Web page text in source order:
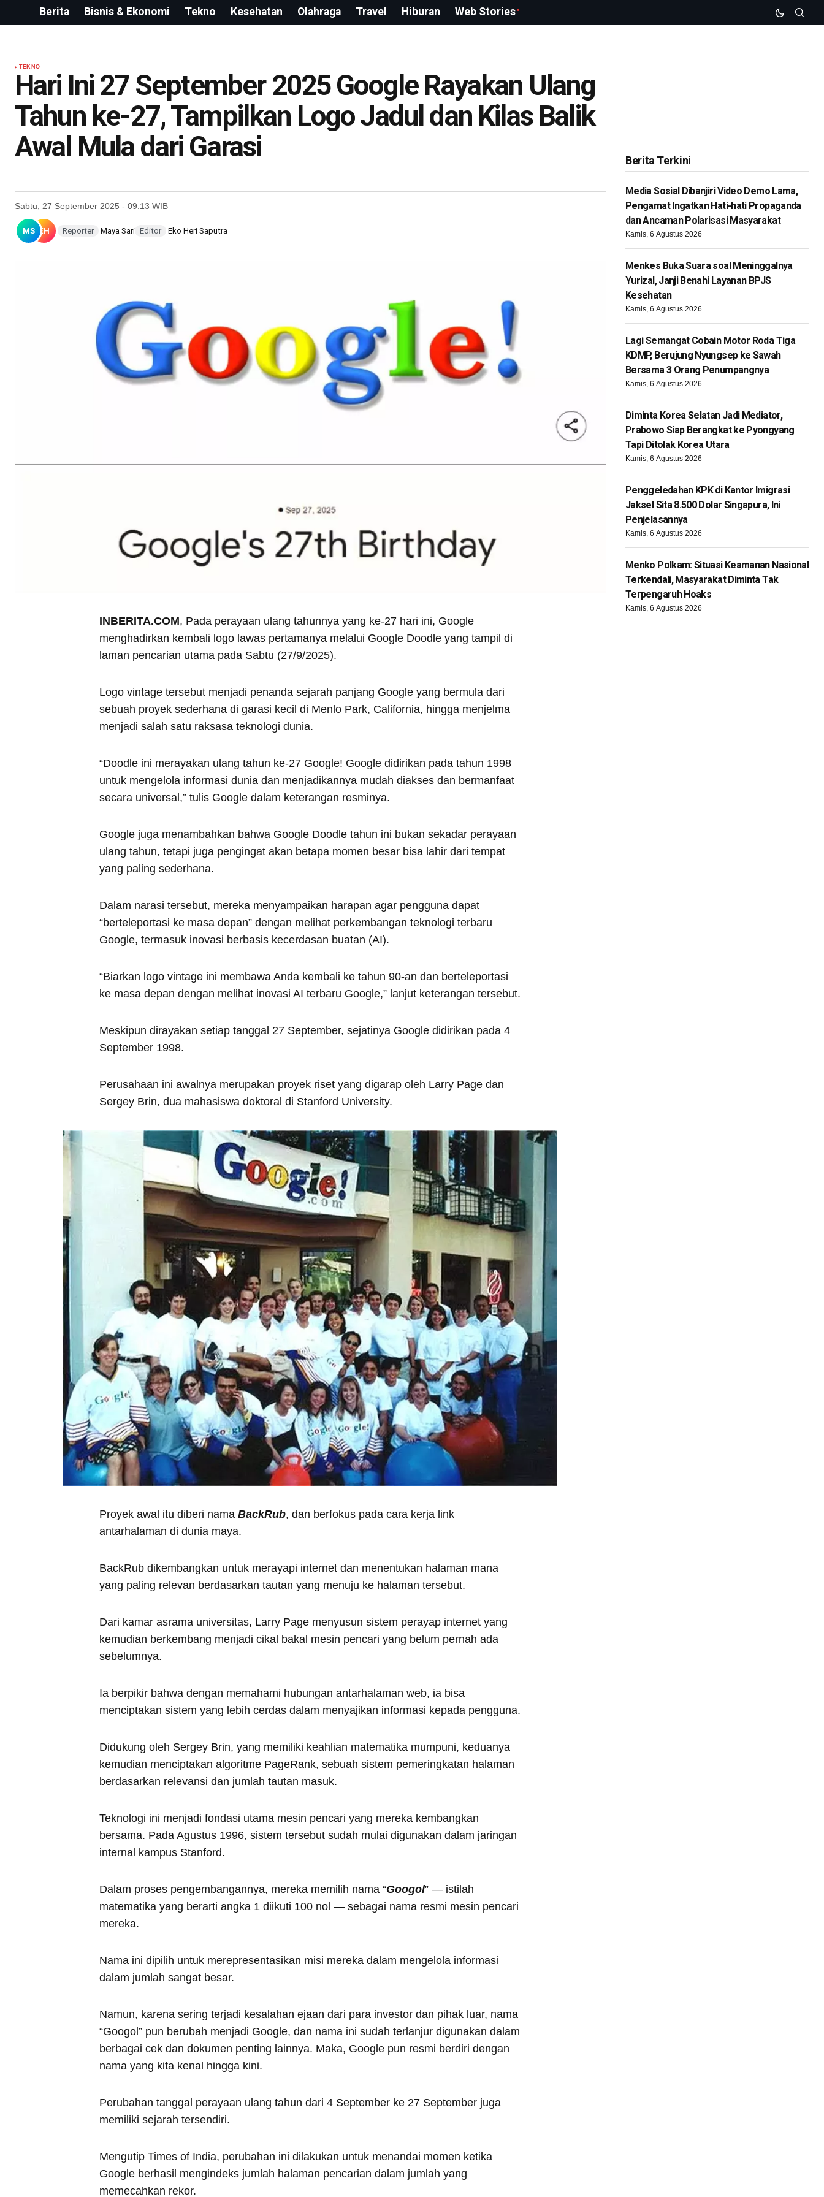
Berita Bisnis & Ekonomi Tekno Kesehatan Olahraga Travel Hiburan Web Stories
TEKNO
Hari Ini 27 September 2025 Google Rayakan Ulang
Tahun ke-27, Tampilkan Logo Jadul dan Kilas Balik
Awal Mula dari Garasi
Sabtu, 27 September 2025 - 09:13 WIB
MS EH Reporter Maya Sari Editor Eko Heri Saputra
INBERITA.COM, Pada perayaan ulang tahunnya yang ke-27 hari ini, Google
menghadirkan kembali logo lawas pertamanya melalui Google Doodle yang tampil di
laman pencarian utama pada Sabtu (27/9/2025).
Logo vintage tersebut menjadi penanda sejarah panjang Google yang bermula dari
sebuah proyek sederhana di garasi kecil di Menlo Park, California, hingga menjelma
menjadi salah satu raksasa teknologi dunia.
“Doodle ini merayakan ulang tahun ke-27 Google! Google didirikan pada tahun 1998
untuk mengelola informasi dunia dan menjadikannya mudah diakses dan bermanfaat
secara universal,” tulis Google dalam keterangan resminya.
Google juga menambahkan bahwa Google Doodle tahun ini bukan sekadar perayaan
ulang tahun, tetapi juga pengingat akan betapa momen besar bisa lahir dari tempat
yang paling sederhana.
Dalam narasi tersebut, mereka menyampaikan harapan agar pengguna dapat
“berteleportasi ke masa depan” dengan melihat perkembangan teknologi terbaru
Google, termasuk inovasi berbasis kecerdasan buatan (AI).
“Biarkan logo vintage ini membawa Anda kembali ke tahun 90-an dan berteleportasi
ke masa depan dengan melihat inovasi AI terbaru Google,” lanjut keterangan tersebut.
Meskipun dirayakan setiap tanggal 27 September, sejatinya Google didirikan pada 4
September 1998.
Perusahaan ini awalnya merupakan proyek riset yang digarap oleh Larry Page dan
Sergey Brin, dua mahasiswa doktoral di Stanford University.
Proyek awal itu diberi nama BackRub, dan berfokus pada cara kerja link
antarhalaman di dunia maya.
BackRub dikembangkan untuk merayapi internet dan menentukan halaman mana
yang paling relevan berdasarkan tautan yang menuju ke halaman tersebut.
Dari kamar asrama universitas, Larry Page menyusun sistem perayap internet yang
kemudian berkembang menjadi cikal bakal mesin pencari yang belum pernah ada
sebelumnya.
Ia berpikir bahwa dengan memahami hubungan antarhalaman web, ia bisa
menciptakan sistem yang lebih cerdas dalam menyajikan informasi kepada pengguna.
Didukung oleh Sergey Brin, yang memiliki keahlian matematika mumpuni, keduanya
kemudian menciptakan algoritme PageRank, sebuah sistem pemeringkatan halaman
berdasarkan relevansi dan jumlah tautan masuk.
Teknologi ini menjadi fondasi utama mesin pencari yang mereka kembangkan
bersama. Pada Agustus 1996, sistem tersebut sudah mulai digunakan dalam jaringan
internal kampus Stanford.
Dalam proses pengembangannya, mereka memilih nama “Googol” — istilah
matematika yang berarti angka 1 diikuti 100 nol — sebagai nama resmi mesin pencari
mereka.
Nama ini dipilih untuk merepresentasikan misi mereka dalam mengelola informasi
dalam jumlah sangat besar.
Namun, karena sering terjadi kesalahan ejaan dari para investor dan pihak luar, nama
“Googol” pun berubah menjadi Google, dan nama ini sudah terlanjur digunakan dalam
berbagai cek dan dokumen penting lainnya. Maka, Google pun resmi berdiri dengan
nama yang kita kenal hingga kini.
Perubahan tanggal perayaan ulang tahun dari 4 September ke 27 September juga
memiliki sejarah tersendiri.
Mengutip Times of India, perubahan ini dilakukan untuk menandai momen ketika
Google berhasil mengindeks jumlah halaman pencarian dalam jumlah yang
memecahkan rekor.
Berita Terkini
Media Sosial Dibanjiri Video Demo Lama,
Pengamat Ingatkan Hati-hati Propaganda
dan Ancaman Polarisasi Masyarakat
Kamis, 6 Agustus 2026
Menkes Buka Suara soal Meninggalnya
Yurizal, Janji Benahi Layanan BPJS
Kesehatan
Kamis, 6 Agustus 2026
Lagi Semangat Cobain Motor Roda Tiga
KDMP, Berujung Nyungsep ke Sawah
Bersama 3 Orang Penumpangnya
Kamis, 6 Agustus 2026
Diminta Korea Selatan Jadi Mediator,
Prabowo Siap Berangkat ke Pyongyang
Tapi Ditolak Korea Utara
Kamis, 6 Agustus 2026
Penggeledahan KPK di Kantor Imigrasi
Jaksel Sita 8.500 Dolar Singapura, Ini
Penjelasannya
Kamis, 6 Agustus 2026
Menko Polkam: Situasi Keamanan Nasional
Terkendali, Masyarakat Diminta Tak
Terpengaruh Hoaks
Kamis, 6 Agustus 2026